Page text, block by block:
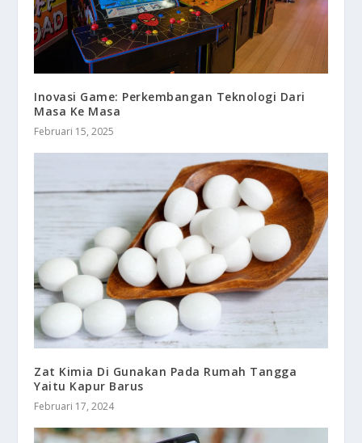
Inovasi Game: Perkembangan Teknologi Dari
Masa Ke Masa
Februari 15, 2025
Zat Kimia Di Gunakan Pada Rumah Tangga
Yaitu Kapur Barus
Februari 17, 2024